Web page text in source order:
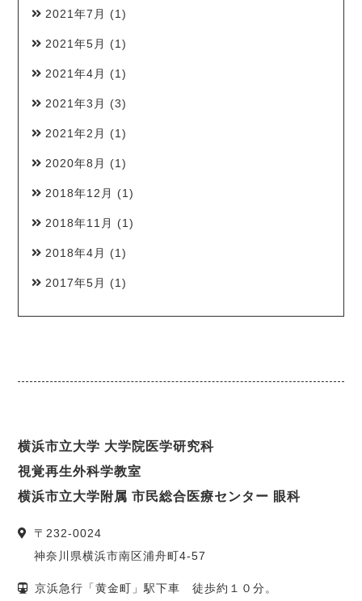
2021年7月 (1)
2021年5月 (1)
2021年4月 (1)
2021年3月 (3)
2021年2月 (1)
2020年8月 (1)
2018年12月 (1)
2018年11月 (1)
2018年4月 (1)
2017年5月 (1)
横浜市立大学 大学院医学研究科
視覚再生外科学教室
横浜市立大学附属 市民総合医療センター 眼科
〒232-0024
神奈川県横浜市南区浦舟町4-57
京浜急行「黄金町」駅下車 徒歩約１０分。